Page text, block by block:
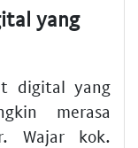
yang
digital yang
merasa
Wajar kok.